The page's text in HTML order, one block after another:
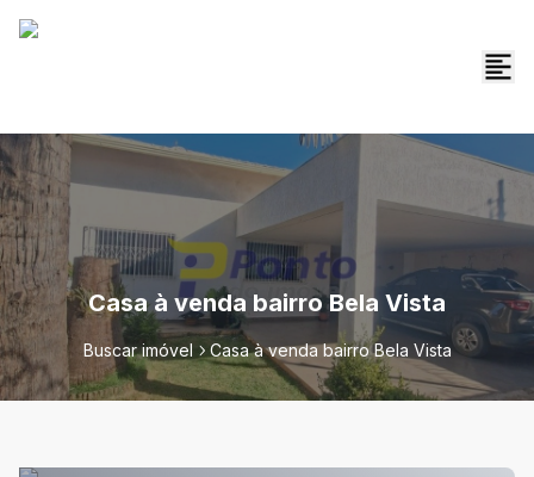
Casa à venda bairro Bela Vista
Buscar imóvel Casa à venda bairro Bela Vista